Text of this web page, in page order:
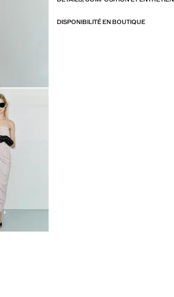
DISPONIBILITÉ EN BOUTIQUE